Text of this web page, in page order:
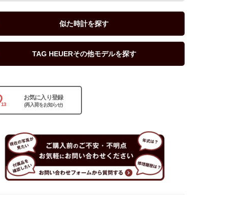
似た時計を探す
TAG HEUERその他モデルを探す
13
お気に入り登録
(再入荷をお知らせ)